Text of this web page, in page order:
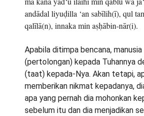
andādal liyuḍilla ‘an sabīlih(ī), qul
qalīlā(n), innaka min aṣḥābin-nār(i).
Apabila ditimpa bencana,
(pertolongan) kepada Tuhannya
(taat) kepada-Nya. Akan tetapi,
memberikan nikmat kepadanya,
apa yang pernah dia mohonkan
sebelum itu dan dia menjadikan